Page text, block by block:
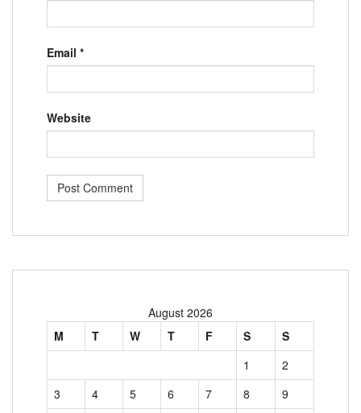
Email *
Website
August 2026
M
T W T F S
S
1
2
3
4 5 6 7 8
9